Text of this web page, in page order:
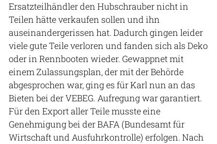
Ersatzteilhändler den Hubschrauber nicht in
Teilen hätte verkaufen sollen und ihn
auseinandergerissen hat. Dadurch gingen leider
viele gute Teile verloren und fanden sich als Deko
oder in Rennbooten wieder. Gewappnet mit
einem Zulassungsplan, der mit der Behörde
abgesprochen war, ging es für Karl nun an das
Bieten bei der VEBEG. Aufregung war garantiert.
Für den Export aller Teile musste eine
Genehmigung bei der BAFA (Bundesamt für
Wirtschaft und Ausfuhrkontrolle) erfolgen. Nach